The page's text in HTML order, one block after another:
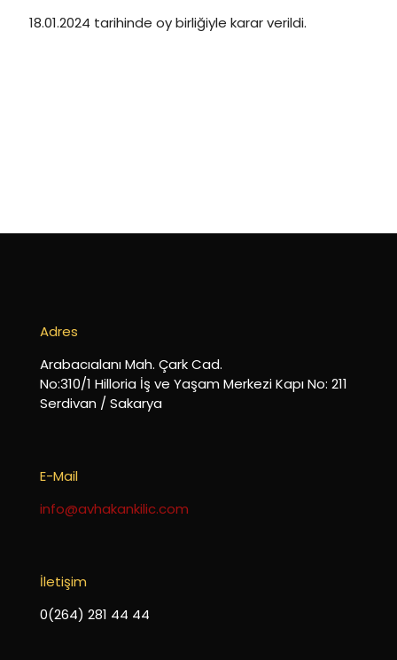
18.01.2024 tarihinde oy birliğiyle karar verildi.
Adres
Arabacıalanı Mah. Çark Cad.
No:310/1 Hilloria İş ve Yaşam Merkezi Kapı No: 211
Serdivan / Sakarya
E-Mail
info@avhakankilic.com
İletişim
0(264) 281 44 44